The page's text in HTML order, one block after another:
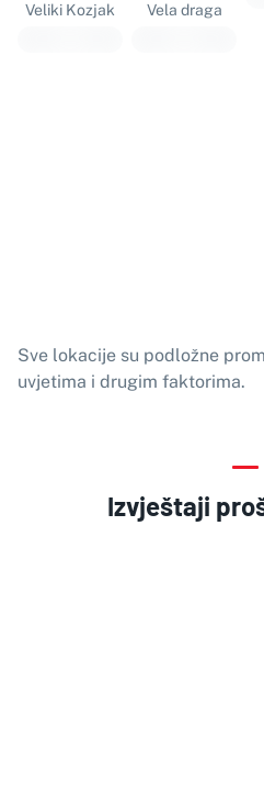
Veliki Kozjak
Vela draga
Sve lokacije su podložne
uvjetima i drugim faktorima.
Izvještaji